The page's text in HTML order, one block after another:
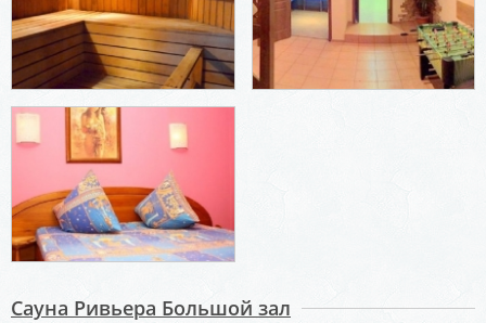
Сауна Ривьера Большой зал